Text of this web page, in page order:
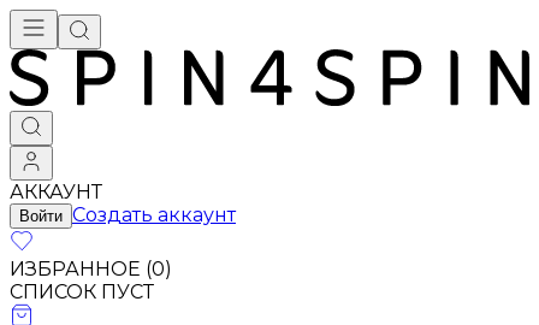
АККАУНТ
Войти Создать аккаунт
ИЗБРАННОЕ (0)
СПИСОК ПУСТ